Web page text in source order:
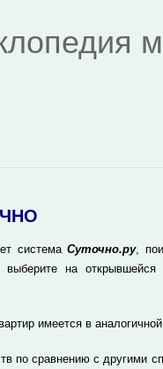
системаСуточно.ру,
на открывшейся
имеется в
по сравнению с другими